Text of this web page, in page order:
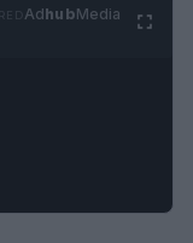
AdhubMedia